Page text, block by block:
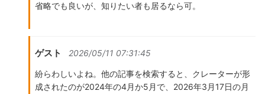
省略でも良いが、知りたい者も居るなら可。
ゲスト 2026/05/11 07:31:45
紛らわしいよね。他の記事を検索すると、クレーターが形
成されたのが2024年の4月か5月で、2026年3月17日の月